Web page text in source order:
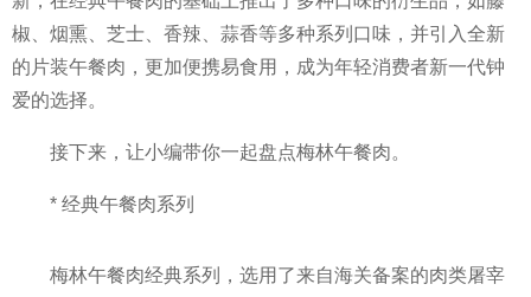
椒、烟熏、芝士、香辣、蒜香等多种系列口味，并引入全新
的片装午餐肉，更加便携易食用，成为年轻消费者新一代钟
爱的选择。
接下来，让小编带你一起盘点梅林午餐肉。
* 经典午餐肉系列
梅林午餐肉经典系列，选用了来自海关备案的肉类屠宰